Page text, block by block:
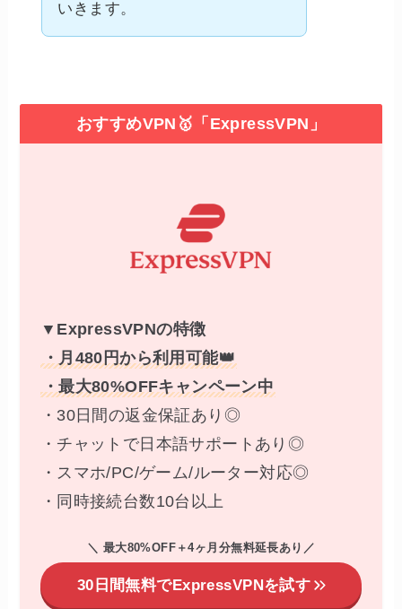
いきます。
おすすめVPN🥇「ExpressVPN」
▼ExpressVPNの特徴
・月480円から利用可能👑
・最大80%OFFキャンペーン中
・30日間の返金保証あり◎
・チャットで日本語サポートあり◎
・スマホ/PC/ゲーム/ルーター対応◎
・同時接続台数10台以上
＼ 最大80%OFF＋4ヶ月分無料延長あり ／
30日間無料でExpressVPNを試す